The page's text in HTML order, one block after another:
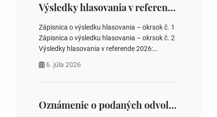
zastupiteľstiev, počtu poslancov obecných
zastupiteľstiev v nich 4. Schválenie odpredaja
obecného pozemku –…
Výsledky hlasovania v referende 2026
Zápisnica o výsledku hlasovania – okrsok č. 1
Zápisnica o výsledku hlasovania – okrsok č. 2
Výsledky hlasovania v referende 2026:
na hlasovaní https://www.volbysr.sk/…
6. júla 2026
Oznámenie o podaných odvolaniach a upovedomenie účastníkov konania o obsahu podaných odvolani – Verejná vyhláška